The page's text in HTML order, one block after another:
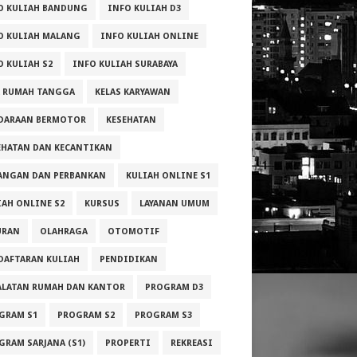
2.050.0
2.050.0
00
00
2.050.0
00
2.050.0
KULIAH BANDUNG INFO KULIAH D3
KULIAH MALANG INFO KULIAH ONLINE
KULIAH S2 INFO KULIAH SURABAYA
RUMAH TANGGA KELAS KARYAWAN
BERMOTOR KESEHATAN
DAN KECANTIKAN
DAN PERBANKAN KULIAH ONLINE S1
ONLINE S2 KURSUS LAYANAN UMUM
OLAHRAGA OTOMOTIF
KULIAH PENDIDIKAN
RUMAH DAN KANTOR PROGRAM D3
S1 PROGRAM S2 PROGRAM S3
SARJANA (S1) PROPERTI REKREASI